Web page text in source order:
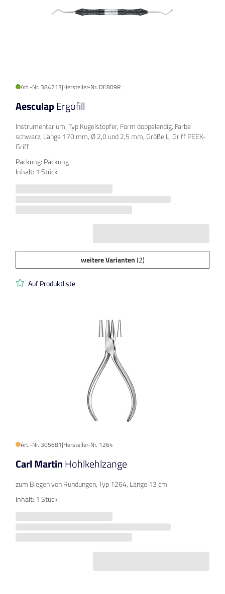
Art.-Nr. 384213|Hersteller-Nr. DE809R
AesculapErgofill
Instrumentarium, Typ Kugelstopfer, Form doppelendig, Farbe
schwarz, Länge 170 mm, Ø 2,0 und 2,5 mm, Größe L, Griff PEEK-
Griff
Packung: Packung
Inhalt: 1 Stück
weitere Varianten(2)
Auf Produktliste
Art.-Nr. 305681|Hersteller-Nr. 1264
Carl MartinHohlkehlzange
zum Biegen von Rundungen, Typ 1264, Länge 13 cm
Inhalt: 1 Stück